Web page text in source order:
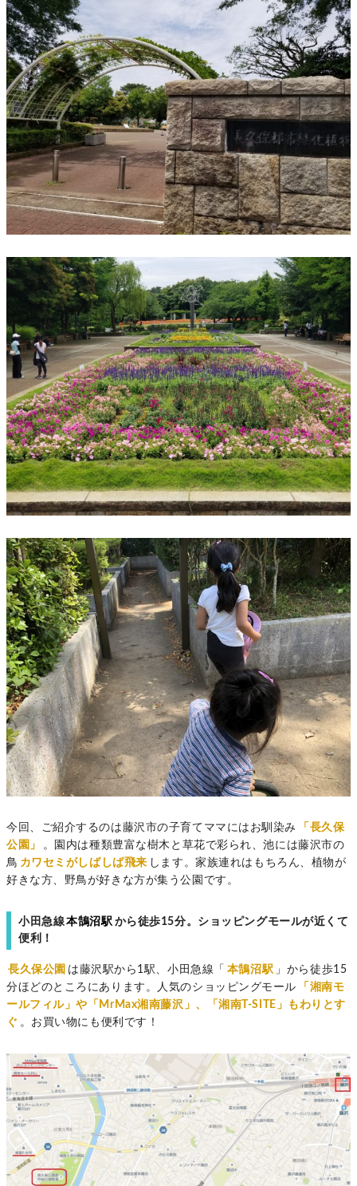
今回、ご紹介するのは藤沢市の子育てママにはお馴染み
「長久保
公園」
。園内は種類豊富な樹木と草花で彩られ、池には藤沢市の
鳥 カワセミがしばしば飛来 します。家族連れはもちろん、植物が
好きな方、野鳥が好きな方が集う公園です。
小田急線本鵠沼駅 から徒歩15分。ショッピングモールが近くて
便利！
長久保公園 は藤沢駅から1駅、小田急線「 本鵠沼駅 」から徒歩15
分ほどのところにあります。人気のショッピングモール
「湘南モ
ールフィル」や「MrMax湘南藤沢」、「湘南T-SITE」もわりとす
ぐ 。お買い物にも便利です！